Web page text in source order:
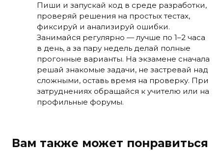
Пиши и запускай код в среде разработки,
проверяй решения на простых тестах,
фиксируй и анализируй ошибки.
Занимайся регулярно — лучше по 1–2 часа
в день, а за пару недель делай полные
прогонные варианты. На экзамене сначала
решай знакомые задачи, не застревай над
сложными, оставь время на проверку. При
затруднениях обращайся к учителю или на
профильные форумы.
Вам также может понравиться